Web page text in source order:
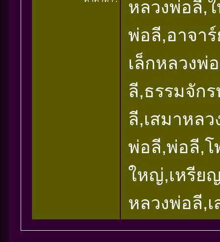
หลวงพ่อลี,
พ่อลี,อาจา
เล็กหลวงพ่
ลี,ธรรมจัก
ลี,เสมาหล
พ่อลี,พ่อลี,
ใหญ่,เหรีย
หลวงพ่อลี,